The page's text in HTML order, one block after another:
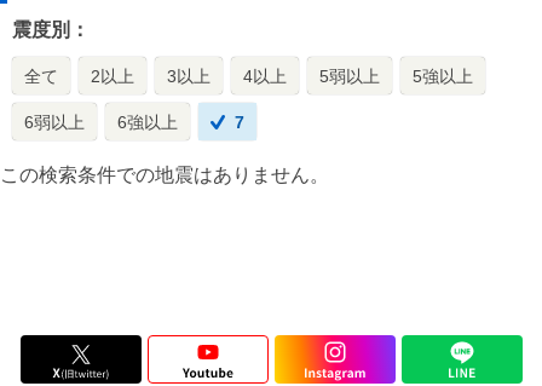
震度別：
全て 2以上 3以上 4以上 5弱以上 5強以上
6弱以上 6強以上 7
この検索条件での地震はありません。